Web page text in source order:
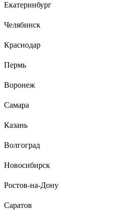
Выполняет свои функции -
Екатеринбург
Челябинск
Краснодар
Пермь
Воронеж
Самара
Казань
Волгоград
Новосибирск
Ростов-на-Дону
Саратов